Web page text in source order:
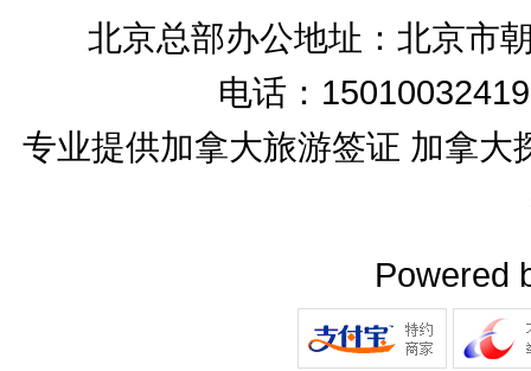
北京总部办公地址：北京市
电话：
专业提供加拿大旅游签证 加拿
Powered